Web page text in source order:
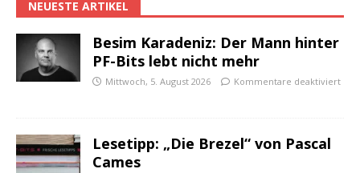
NEUESTE ARTIKEL
Besim Karadeniz: Der Mann hinter
PF-Bits lebt nicht mehr
Mittwoch, 5. August 2026 Kommentare deaktiviert
Lesetipp: „Die Brezel“ von Pascal
Cames